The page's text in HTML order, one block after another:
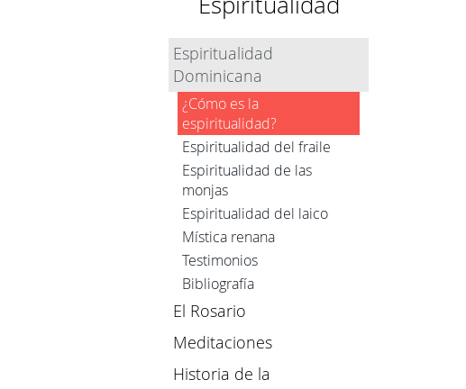
Espiritualidad
Dominicana
¿Cómo es la
espiritualidad?
Espiritualidad del fraile
Espiritualidad de las
monjas
Espiritualidad del laico
Mística renana
Testimonios
Bibliografía
El Rosario
Meditaciones
Historia de la